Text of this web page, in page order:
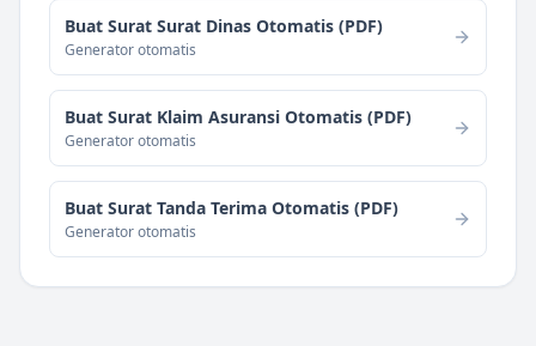
Buat Surat Surat Dinas Otomatis (PDF)
Generator otomatis
Buat Surat Klaim Asuransi Otomatis (PDF)
Generator otomatis
Buat Surat Tanda Terima Otomatis (PDF)
Generator otomatis